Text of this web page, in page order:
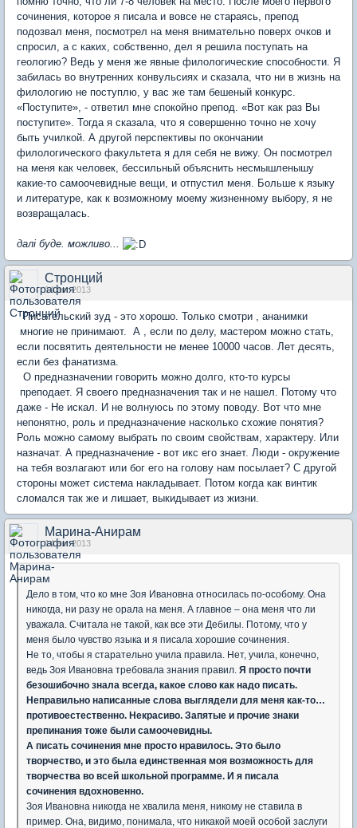
сочинения, которое я писала и вовсе не стараясь, препод
подозвал меня, посмотрел на меня внимательно поверх очков и
спросил, а с каких, собственно, дел я решила поступать на
геологию? Ведь у меня же явные филологические способности. Я
забилась во внутренних конвульсиях и сказала, что ни в жизнь на
филологию не поступлю, у вас же там бешеный конкурс.
«Поступите», - ответил мне спокойно препод. «Вот как раз Вы
поступите». Тогда я сказала, что я совершенно точно не хочу
быть училкой. А другой перспективы по окончании
филологического факультета я для себя не вижу. Он посмотрел
на меня как человек, бессильный объяснить несмышленышу
какие-то самоочевидные вещи, и отпустил меня. Больше к языку
и литературе, как к возможному моему жизненному выбору, я не
возвращалась.
далі буде. можливо...
Стронций
14 авг 2013
Писательский зуд - это хорошо. Только смотри , ананимки
многие не принимают. А , если по делу, мастером можно стать,
если посвятить деятельности не менее 10000 часов. Лет десять,
если без фанатизма.
О предназначении говорить можно долго, кто-то курсы
преподает. Я своего предназначения так и не нашел. Потому что
даже - Не искал. И не волнуюсь по этому поводу. Вот что мне
непонятно, роль и предназначение насколько схожие понятия?
Роль можно самому выбрать по своим свойствам, характеру. Или
назначат. А предназначение - вот икс его знает. Люди - окружение
на тебя возлагают или бог его на голову нам посылает? С другой
стороны может система накладывает. Потом когда как винтик
сломался так же и лишает, выкидывает из жизни.
Марина-Анирам
14 авг 2013
Дело в том, что ко мне Зоя Ивановна относилась по-особому. Она
никогда, ни разу не орала на меня. А главное – она меня что ли
уважала. Считала не такой, как все эти Дебилы. Потому, что у
меня было чувство языка и я писала хорошие сочинения.
Не то, чтобы я старательно учила правила. Нет, учила, конечно,
ведь Зоя Ивановна требовала знания правил. Я просто почти
безошибочно знала всегда, какое слово как надо писать.
Неправильно написанные слова выглядели для меня как-то…
противоестественно. Некрасиво. Запятые и прочие знаки
препинания тоже были самоочевидны.
А писать сочинения мне просто нравилось. Это было
творчество, и это была единственная моя возможность для
творчества во всей школьной программе. И я писала
сочинения вдохновенно.
Зоя Ивановна никогда не хвалила меня, никому не ставила в
пример. Она, видимо, понимала, что никакой моей особой заслуги